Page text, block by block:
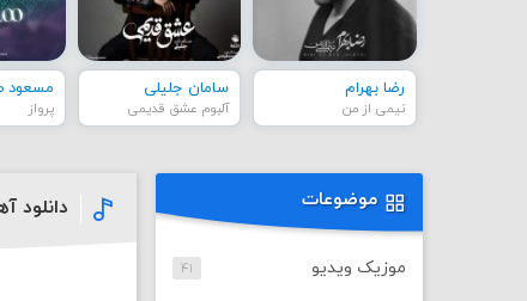
رضا بهرام
نیمی از من
سامان جلیلی
آلبوم عشق قدیمی
مسعود
پرواز
دانلود موضوعات
موزیک ویدیو ۴۱